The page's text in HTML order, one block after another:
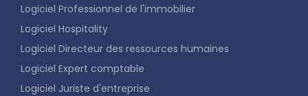
Logiciel Professionnel de l'immobilier
Logiciel Hospitality
Logiciel Directeur des ressources humaines
Logiciel Expert comptable
Logiciel Juriste d'entreprise